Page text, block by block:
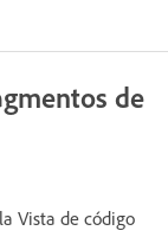
de
Vista de código